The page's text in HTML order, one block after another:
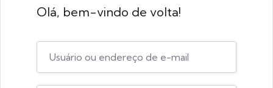
Olá, bem-vindo de volta!